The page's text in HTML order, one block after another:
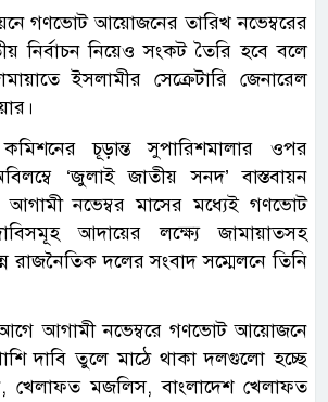
গণভোট আয়োজনের তারিখ নভেম্বরের
নির্বাচন নিয়েও সংকট তৈরি হবে বলে
ইসলামীর সেক্রেটারি জেনারেল
চূড়ান্ত সুপারিশমালার ওপর
‘জুলাই জাতীয় সনদ’ বাস্তবায়ন
নভেম্বর মাসের মধ্যেই গণভোট
আদায়ের লক্ষ্যে জামায়াতসহ
রাজনৈতিক দলের সংবাদ সম্মেলনে তিনি
আগে আগামী নভেম্বরে গণভোট আয়োজনে
দাবি তুলে মাঠে থাকা দলগুলো হচ্ছে
খেলাফত মজলিস, বাংলাদেশ খেলাফত